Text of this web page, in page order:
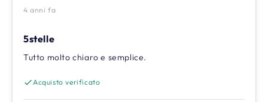
4 anni fa
5stelle
Tutto molto chiaro e semplice.
Acquisto verificato